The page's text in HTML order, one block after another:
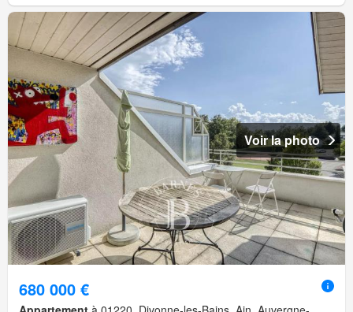
Voir la photo
680 000 €